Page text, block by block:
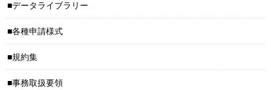
データライブラリー
各種申請様式
規約集
事務取扱要領